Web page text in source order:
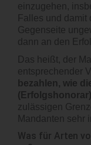
einzugehen,
Falles und damit
Gegenseite
dann an den
Das heißt, der
entsprechender
bezahlen, wie
(Erfolgshonorar)
zulässigen
Mandanten sehr
Was für Arten